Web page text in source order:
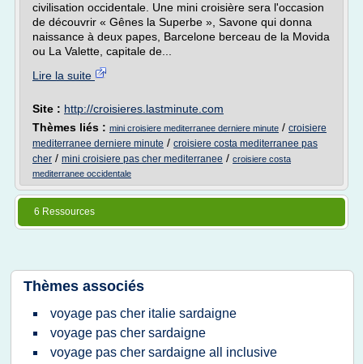
civilisation occidentale. Une mini croisière sera l'occasion
de découvrir « Gênes la Superbe », Savone qui donna
naissance à deux papes, Barcelone berceau de la Movida
ou La Valette, capitale de...
Lire la suite
Site : http://croisieres.lastminute.com
Thèmes liés : mini croisiere mediterranee derniere minute / croisiere
mediterranee derniere minute / croisiere costa mediterranee pas
cher / mini croisiere pas cher mediterranee / croisiere costa
mediterranee occidentale
6 Ressources
Thèmes associés
voyage pas cher italie sardaigne
voyage pas cher sardaigne
voyage pas cher sardaigne all inclusive